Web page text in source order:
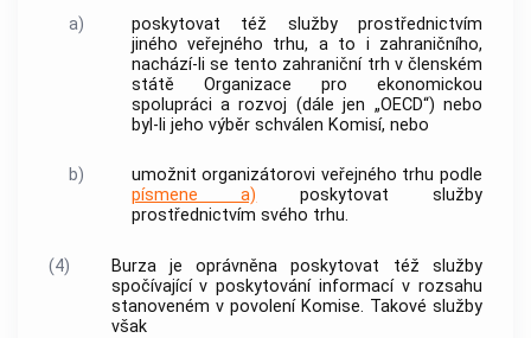
a)
poskytovat též služby prostřednictvím
jiného veřejného trhu, a to i zahraničního,
nachází-li se tento zahraniční trh v členském
státě Organizace pro ekonomickou
spolupráci a rozvoj (dále jen „OECD“) nebo
byl-li jeho výběr schválen Komisí, nebo
b)
umožnit organizátorovi veřejného trhu podle
písmene a) poskytovat služby
prostřednictvím svého trhu.
(4)
Burza je oprávněna poskytovat též služby
spočívající v poskytování informací v rozsahu
stanoveném v povolení Komise. Takové služby
však